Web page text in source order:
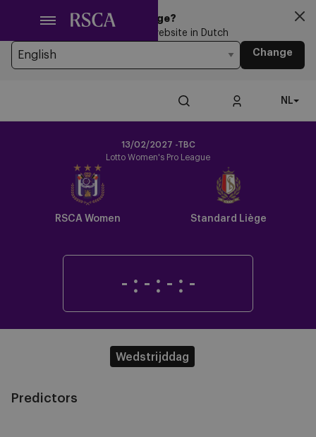
hoofdinhoud
Looking for another Language?
You’re currently browsing the website in Dutch
Change
NL
13/02/2027 -TBC
Lotto Women's Pro League
Crest
Dark
RSCA Women Standard Liège
- : - : - : -
Wedstrijddag
Predictors